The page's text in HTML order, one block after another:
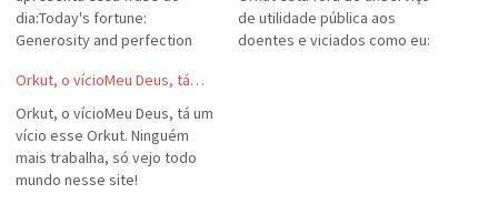
dia:Today's fortune:
Generosity and perfection
goals.São objetivos
importantes mesmo.
de utilidade pública aos
doentes e viciados como eu:
Orkut, o vícioMeu Deus, tá…
Orkut, o vícioMeu Deus, tá um
vício esse Orkut. Ninguém
mais trabalha, só vejo todo
mundo nesse site!